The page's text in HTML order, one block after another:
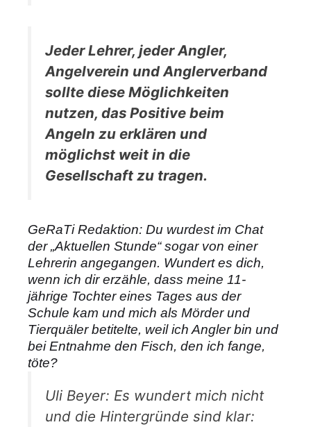
Jeder Lehrer, jeder Angler,
Angelverein und Anglerverband
sollte diese Möglichkeiten
nutzen, das Positive beim
Angeln zu erklären und
möglichst weit in die
Gesellschaft zu tragen.
GeRaTi Redaktion: Du wurdest im Chat
der „Aktuellen Stunde“ sogar von einer
Lehrerin angegangen. Wundert es dich,
wenn ich dir erzähle, dass meine 11-
jährige Tochter eines Tages aus der
Schule kam und mich als Mörder und
Tierquäler betitelte, weil ich Angler bin und
bei Entnahme den Fisch, den ich fange,
töte?
Uli Beyer: Es wundert mich nicht
und die Hintergründe sind klar: